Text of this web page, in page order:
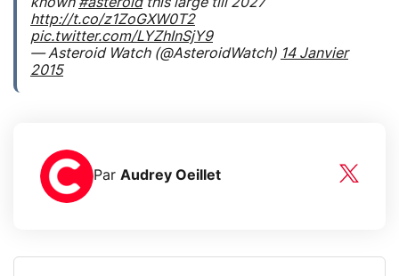
http://t.co/z1ZoGXW0T2
pic.twitter.com/LYZhInSjY9
— Asteroid Watch (@AsteroidWatch) 14 Janvier
2015
Par Audrey Oeillet